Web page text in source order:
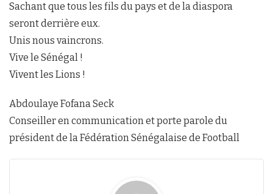
Sachant que tous les fils du pays et de la diaspora
seront derrière eux.
Unis nous vaincrons.
Vive le Sénégal !
Vivent les Lions !
Abdoulaye Fofana Seck
Conseiller en communication et porte parole du
président de la Fédération Sénégalaise de Football